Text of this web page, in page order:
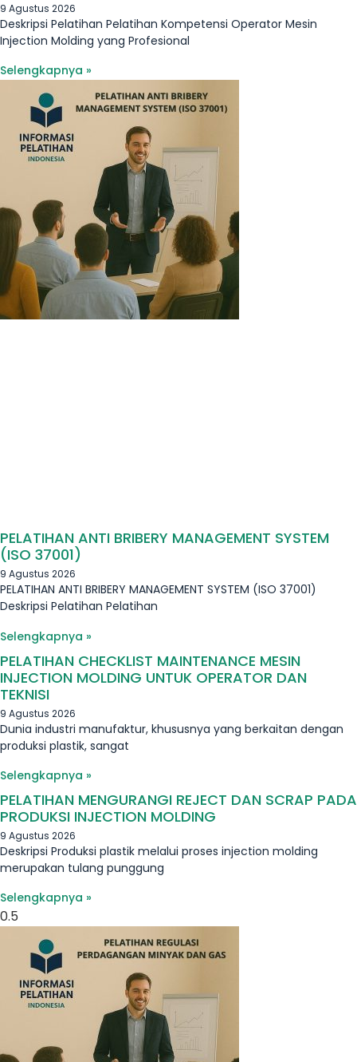
9 Agustus 2026
Deskripsi Pelatihan Pelatihan Kompetensi Operator Mesin
Injection Molding yang Profesional
Selengkapnya »
PELATIHAN ANTI BRIBERY MANAGEMENT SYSTEM
(ISO 37001)
9 Agustus 2026
PELATIHAN ANTI BRIBERY MANAGEMENT SYSTEM (ISO 37001)
Deskripsi Pelatihan Pelatihan
Selengkapnya »
PELATIHAN CHECKLIST MAINTENANCE MESIN
INJECTION MOLDING UNTUK OPERATOR DAN
TEKNISI
9 Agustus 2026
Dunia industri manufaktur, khususnya yang berkaitan dengan
produksi plastik, sangat
Selengkapnya »
PELATIHAN MENGURANGI REJECT DAN SCRAP PADA
PRODUKSI INJECTION MOLDING
9 Agustus 2026
Deskripsi Produksi plastik melalui proses injection molding
merupakan tulang punggung
Selengkapnya »